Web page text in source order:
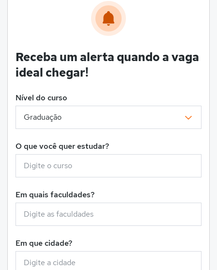
Receba um alerta quando a vaga
ideal chegar!
Nível do curso
O que você quer estudar?
Em quais faculdades?
Em que cidade?